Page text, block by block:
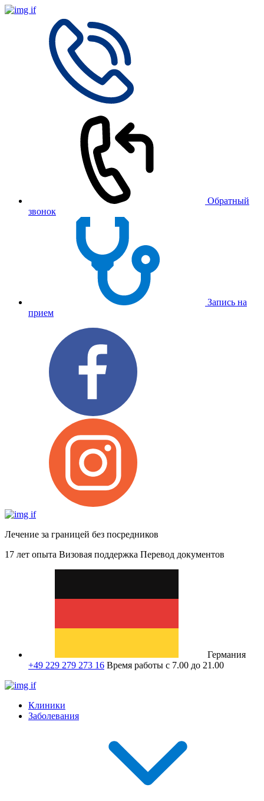
Обратный
звонок
Запись на
прием
Лечение за границей без посредников
17 лет опыта Визовая поддержка Перевод документов
Германия
+49 229 279 273 16 Время работы с 7.00 до 21.00
Клиники
Заболевания